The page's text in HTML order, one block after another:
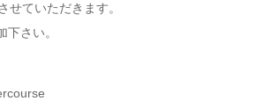
ていただきます。
さい。